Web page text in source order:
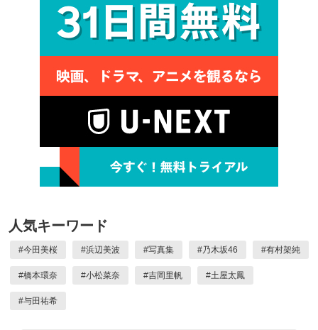
人気キーワード
#今田美桜 #浜辺美波 #写真集 #乃木坂46 #有村架純
#橋本環奈 #小松菜奈 #吉岡里帆 #土屋太鳳
#与田祐希